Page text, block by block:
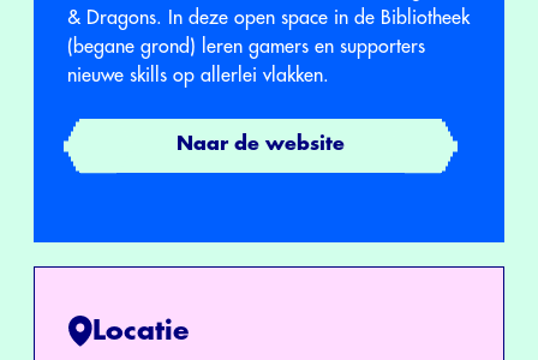
& Dragons. In deze open space in de Bibliotheek
(begane grond) leren gamers en supporters
nieuwe skills op allerlei vlakken.
Naar de website
Locatie